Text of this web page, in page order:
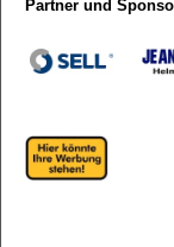
Partner und